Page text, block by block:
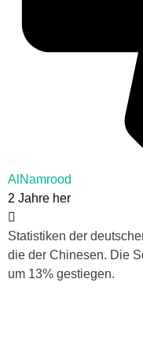
AlNamrood
2 Jahre her
Statistiken der
die der Chinesen. Die
um 13% gestiegen.